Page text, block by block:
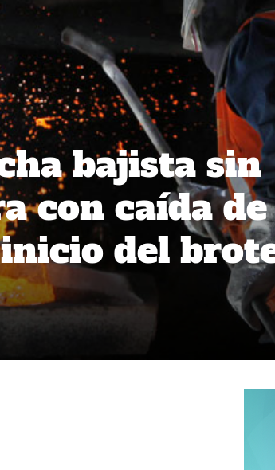
bajista sin
con caída de
inicio del